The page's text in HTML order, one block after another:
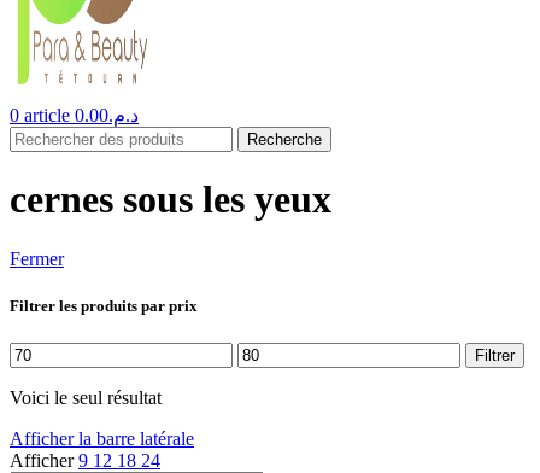
0 article د.م.0.00
Recherche
cernes sous les yeux
Fermer
Filtrer les produits par prix
Prix
min
Prix
max
Filtrer
Voici le seul résultat
Afficher la barre latérale
Afficher9 12 18 24